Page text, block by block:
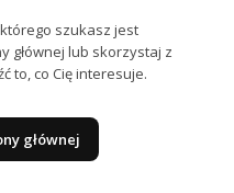
szukasz jest
głównej lub skorzystaj z
to, co Cię interesuje.
głównej